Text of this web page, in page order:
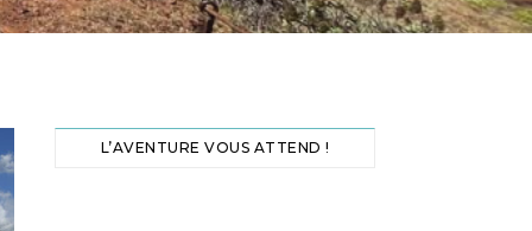
L’AVENTURE VOUS ATTEND !